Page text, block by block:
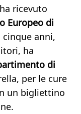
ricevuto
Europeo di
anni,
ha
di
per le cure
un bigliettino